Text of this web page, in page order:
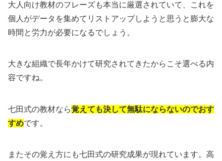
大人向け教材のフレーズも本当に厳選されていて、これを
個人がデータを集めてリストアップしようと思うと膨大な
時間と労力が必要になるでしょう。
大きな組織で長年かけて研究されてきたからこそ選べる内
容ですね。
七田式の教材なら覚えても決して無駄にならないのでおす
すめです。
またその覚え方にも七田式の研究成果が現れています。高